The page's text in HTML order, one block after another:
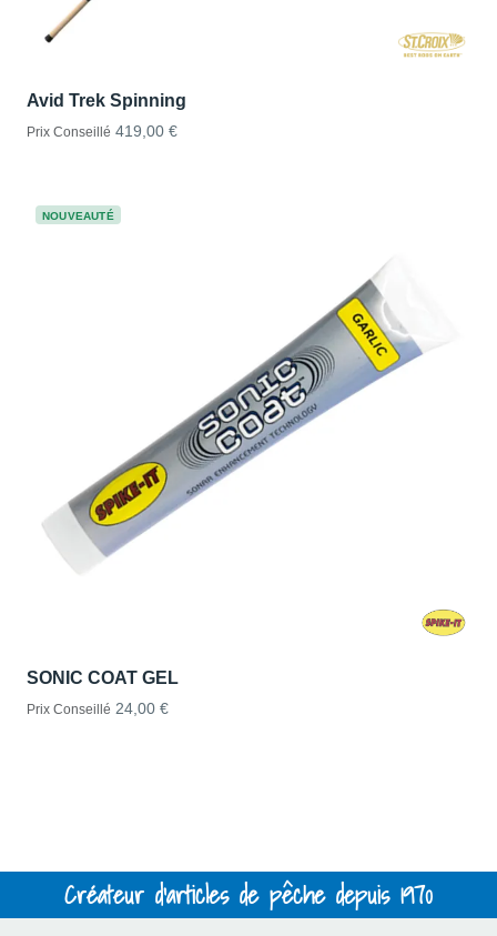
Avid Trek Spinning
Prix Conseillé 419,00 €
NOUVEAUTÉ
SONIC COAT GEL
Prix Conseillé 24,00 €
Créateur d'articles de pêche depuis 1970